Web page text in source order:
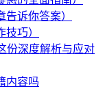
诉你答案）
巧）
份深度解析与应对
内容吗